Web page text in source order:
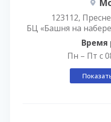
123112,
БЦ «Башня на
Время
Пн – Пт с